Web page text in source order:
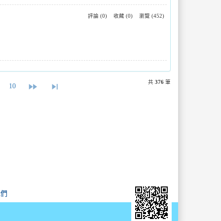
評論 (0) 收藏 (0) 瀏覽 (452)
10 fast_forward skip_next 共 376 筆